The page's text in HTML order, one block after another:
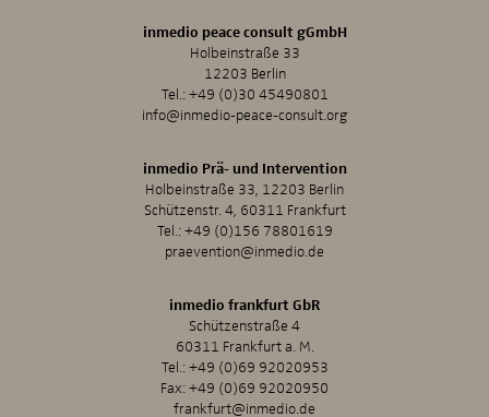
inmedio peace consult gGmbH
Holbeinstraße 33
12203 Berlin
Tel.:+49 (0)30 45490801
info@inmedio-peace-consult.org
inmedio Prä- und Intervention
Holbeinstraße 33, 12203 Berlin
Schützenstr. 4, 60311 Frankfurt
Tel.:+49 (0)156 78801619
praevention@inmedio.de
inmedio frankfurt GbR
Schützenstraße 4
60311 Frankfurt a. M.
Tel.:+49 (0)69 92020953
Fax: +49 (0)69 92020950
frankfurt@inmedio.de